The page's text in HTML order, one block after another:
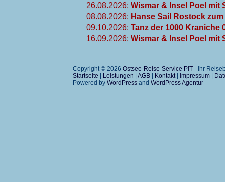
26.08.2026: Wismar & Insel Poel mit
08.08.2026: Hanse Sail Rostock
09.10.2026: Tanz der 1000 Kraniche
16.09.2026: Wismar & Insel Poel mit
Copyright © 2026 Ostsee-Reise-Service PIT - Ihr
Startseite | Leistungen | AGB | Kontakt | Impressum |
Powered by WordPress and WordPress Agentur